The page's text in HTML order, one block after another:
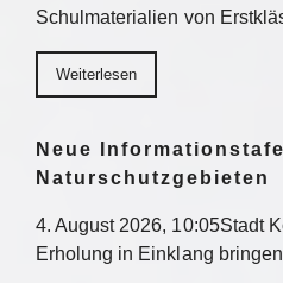
Schulmaterialien von
Weiterlesen
Neue
Naturschutzgebieten
4. August 2026, 10:05Stadt
Erholung in Einklang